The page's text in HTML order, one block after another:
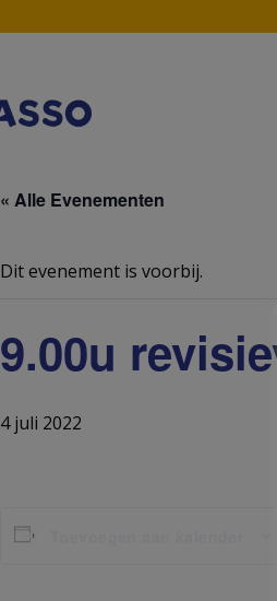
« Alle Evenementen
Dit evenement is voorbij.
9.00u
4 juli 2022